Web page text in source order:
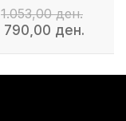
1.053,00 ден.
790,00 ден.